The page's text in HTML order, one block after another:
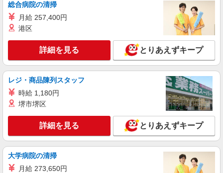
総合病院の清掃
月給 257,400円
港区
詳細を見る とりあえずキープ
レジ・商品陳列スタッフ
時給 1,180円
堺市堺区
詳細を見る とりあえずキープ
大学病院の清掃
月給 273,650円